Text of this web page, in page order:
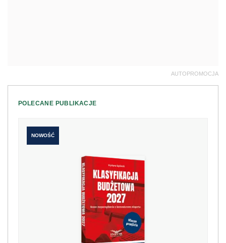
AUTOPROMOCJA
POLECANE PUBLIKACJE
NOWOŚĆ